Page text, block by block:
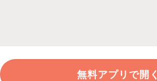
無料アプリで開く